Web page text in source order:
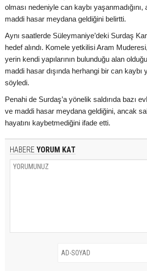
olması nedeniyle can kaybı
maddi hasar meydana geldiğini belirtti.
Aynı saatlerde Süleymaniye’deki Surdaş
hedef alındı. Komele yetkilisi Aram
yerin kendi yapılarının bulunduğu alan
maddi hasar dışında herhangi bir can kaybı
söyledi.
Penahi de Surdaş’a yönelik saldırıda bazı
ve maddi hasar meydana geldiğini, ancak
hayatını kaybetmediğini ifade etti.
HABERE YORUM KAT